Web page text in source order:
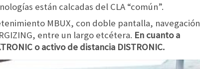
están calcadas del CLA “común”.
MBUX, con doble pantalla, navegación
entre un largo etcétera. En cuanto a
o activo de distancia DISTRONIC.